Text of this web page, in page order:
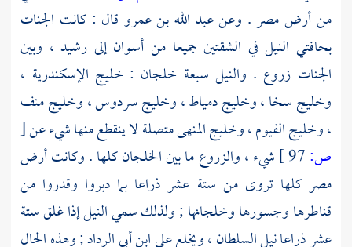
من أرضمصر. وعنعبد الله بن عمرو قال : كانت الجنات
بحافتي النيل في الشقتين جميعا من أسوانإلى رشيد ، وبين
الجنات زروع . والنيل سبعة خلجان : خليج الإسكندرية ،
وخليجسخا، وخليجدمياط، وخليجسردوس، وخليجمنف
، وخليجالفيوم، وخليجالمنهىمتصلة لا ينقطع منها شيء عن[
ص:
شيء ، والزروع ما بين الخلجان كلها . وكانت أرض
مصركلها تروى من ستة عشر ذراعا بما دبروا وقدروا من
قناطرها وجسورها وخلجانها ; ولذلك سمي النيل إذا غلق ستة
عشر ذراعا نيل السلطان ، ويخلع علىابن أبي الرداد; وهذه الحال